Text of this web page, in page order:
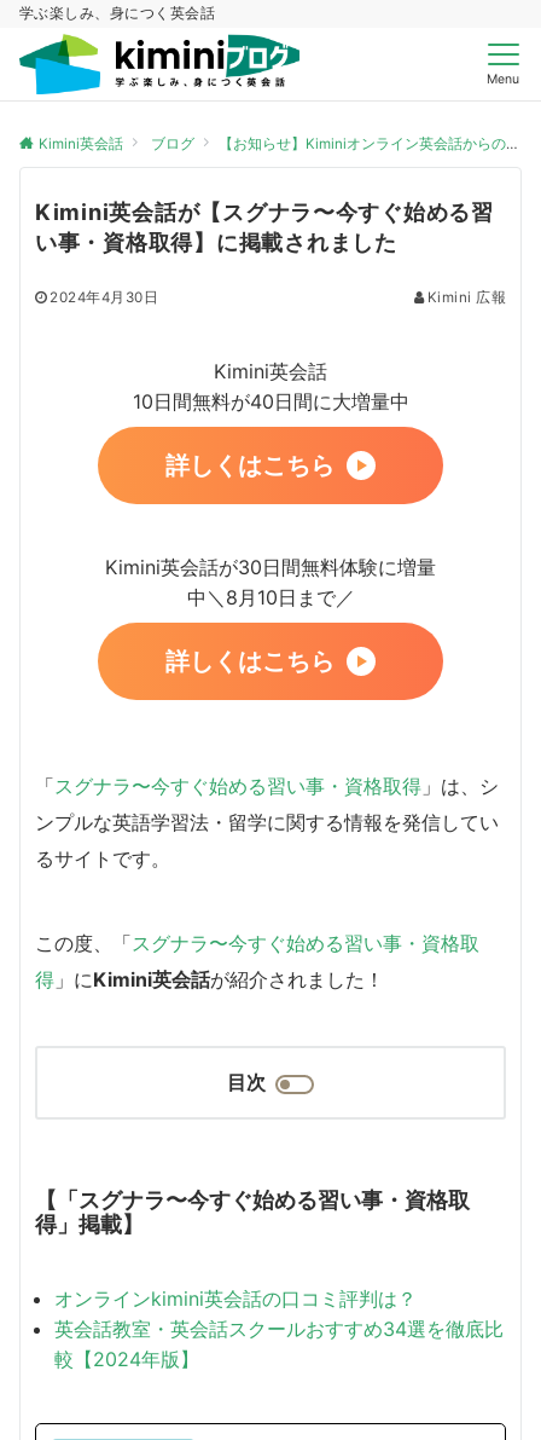
学ぶ楽しみ、身につく英会話
Menu
Kimini英会話 ブログ 【お知らせ】Kiminiオンライン英会話からのお知らせ
Kimini英会話が【スグナラ〜今すぐ始める習
い事・資格取得】に掲載されました
2024年4月30日 Kimini 広報
Kimini英会話
10日間無料が40日間に大増量中
詳しくはこちら
Kimini英会話が30日間無料体験に増量
中＼8月10日まで／
詳しくはこちら
「スグナラ〜今すぐ始める習い事・資格取得 」は、シ
ンプルな英語学習法・留学に関する情報を発信してい
るサイトです。
この度、「スグナラ〜今すぐ始める習い事・資格取
得 」にKimini英会話が紹介されました！
目次
【「スグナラ〜今すぐ始める習い事・資格取
得」掲載】
オンラインkimini英会話の口コミ評判は？
英会話教室・英会話スクールおすすめ34選を徹底比
較【2024年版】